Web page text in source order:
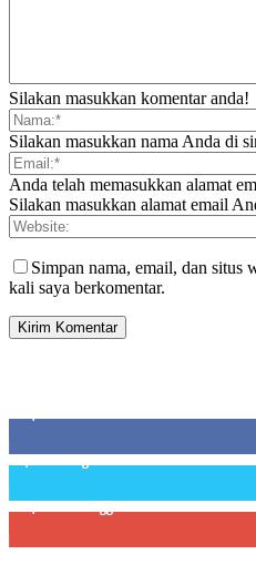
Silakan masukkan komentar anda!
Silakan masukkan nama Anda di
Anda telah memasukkan alamat
Silakan masukkan alamat email
Simpan nama, email, dan situs
kali saya berkomentar.